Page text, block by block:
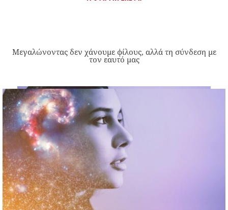
Μεγαλώνοντας δεν χάνουμε φίλους, αλλά τη σύνδεση με
τον εαυτό μας